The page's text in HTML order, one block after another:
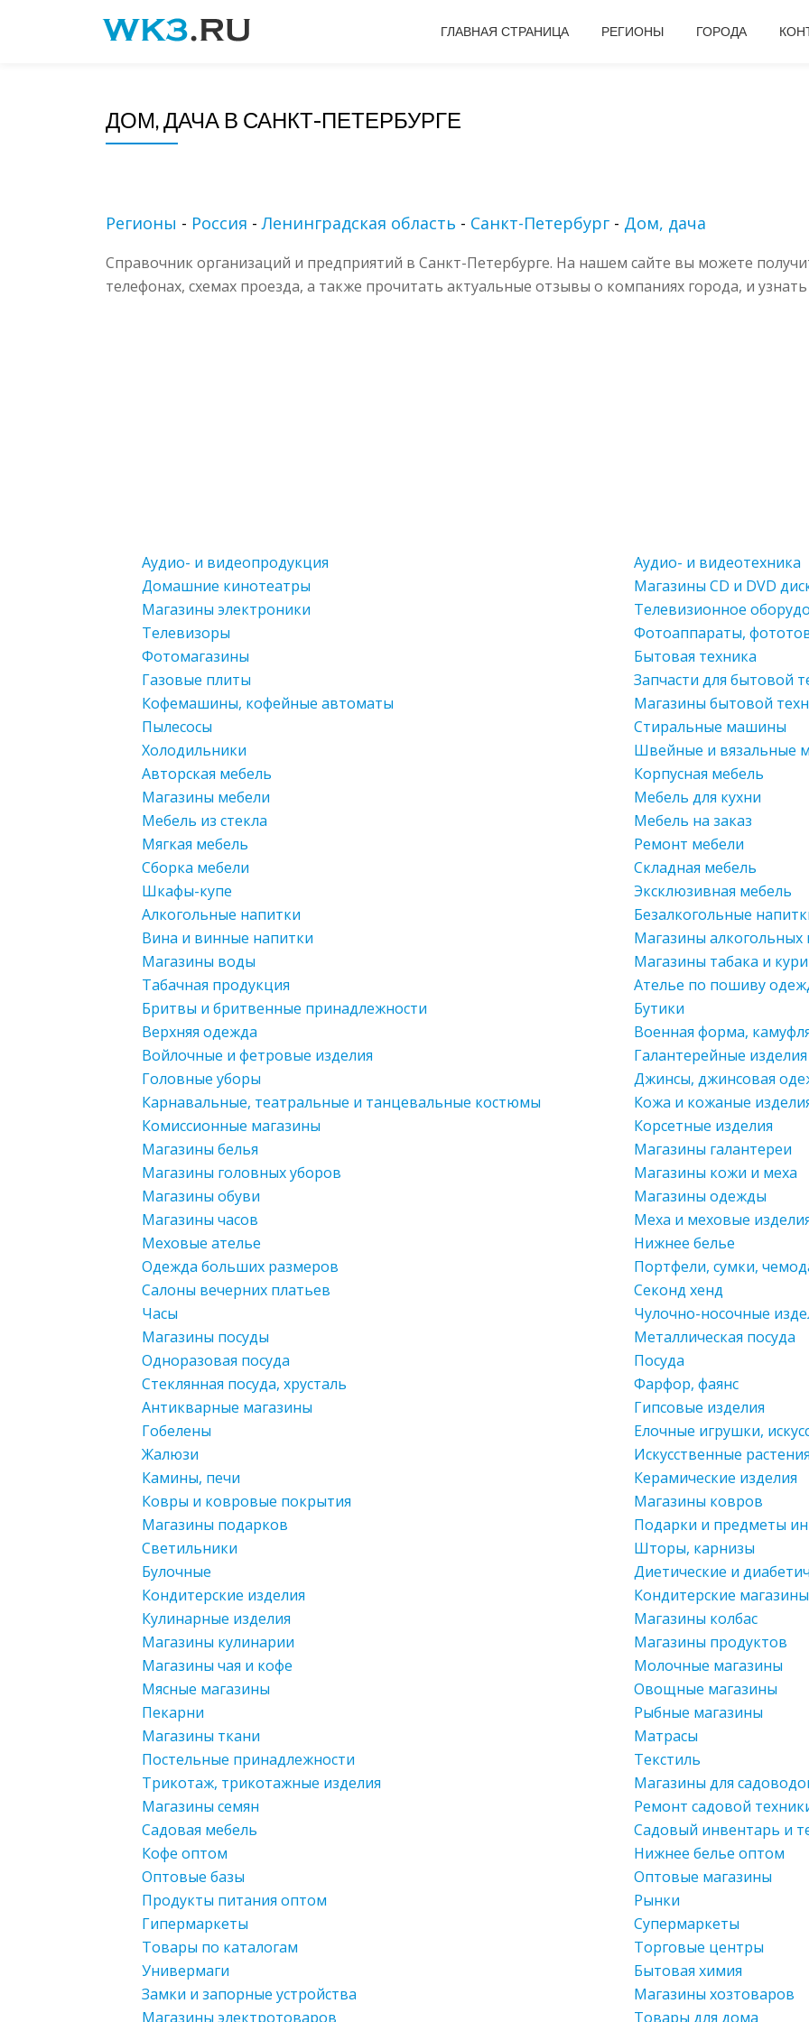
ГЛАВНАЯ СТРАНИЦА РЕГИОНЫ ГОРОДА
ДОМ, ДАЧА В САНКТ-ПЕТЕРБУРГЕ
Регионы - Россия -Ленинградская область - Санкт-Петербург - Дом, дача
Справочник организаций и предприятий в Санкт-Петербурге. На нашем сайте вы можете
телефонах, схемах проезда, а также прочитать актуальные отзывы о компаниях города, и
Аудио- и видеопродукция
Аудио- и видеотехника
Домашние кинотеатры
Магазины CD и DVD
Магазины электроники
Телевизионное
Телевизоры
Фотоаппараты,
Фотомагазины
Бытовая техника
Газовые плиты
Запчасти для бытовой
Кофемашины, кофейные автоматы
Магазины бытовой
Пылесосы
Стиральные машины
Холодильники
Швейные и вязальные
Авторская мебель
Корпусная мебель
Магазины мебели
Мебель для кухни
Мебель из стекла
Мебель на заказ
Мягкая мебель
Ремонт мебели
Сборка мебели
Складная мебель
Шкафы-купе
Эксклюзивная мебель
Алкогольные напитки
Безалкогольные
Вина и винные напитки
Магазины алкогольных
Магазины воды
Магазины табака и
Табачная продукция
Ателье по пошиву
Бритвы и бритвенные принадлежности
Бутики
Верхняя одежда
Военная форма,
Войлочные и фетровые изделия
Галантерейные изделия
Головные уборы
Джинсы, джинсовая
Карнавальные, театральные и танцевальные костюмы
Кожа и кожаные
Комиссионные магазины
Корсетные изделия
Магазины белья
Магазины галантереи
Магазины головных уборов
Магазины кожи и меха
Магазины обуви
Магазины одежды
Магазины часов
Меха и меховые
Меховые ателье
Нижнее белье
Одежда больших размеров
Портфели, сумки,
Салоны вечерних платьев
Секонд хенд
Часы
Чулочно-носочные
Магазины посуды
Металлическая посуда
Одноразовая посуда
Посуда
Стеклянная посуда, хрусталь
Фарфор, фаянс
Антикварные магазины
Гипсовые изделия
Гобелены
Елочные игрушки,
Жалюзи
Искусственные
Камины, печи
Керамические изделия
Ковры и ковровые покрытия
Магазины ковров
Магазины подарков
Подарки и предметы
Светильники
Шторы, карнизы
Булочные
Диетические и
Кондитерские изделия
Кондитерские магазины
Кулинарные изделия
Магазины колбас
Магазины кулинарии
Магазины продуктов
Магазины чая и кофе
Молочные магазины
Мясные магазины
Овощные магазины
Пекарни
Рыбные магазины
Магазины ткани
Матрасы
Постельные принадлежности
Текстиль
Трикотаж, трикотажные изделия
Магазины для
Магазины семян
Ремонт садовой
Садовая мебель
Садовый инвентарь и
Кофе оптом
Нижнее белье оптом
Оптовые базы
Оптовые магазины
Продукты питания оптом
Рынки
Гипермаркеты
Супермаркеты
Товары по каталогам
Торговые центры
Универмаги
Бытовая химия
Замки и запорные устройства
Магазины хозтоваров
Магазины электротоваров
Товары для дома